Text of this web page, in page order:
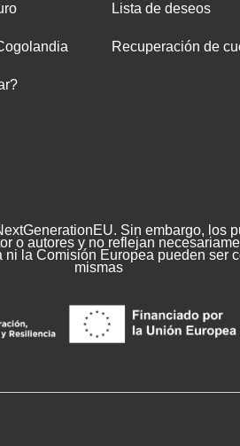
Lista de deseos
Recuperación de
Sin embargo, los
o autores y no reflejan
la Comisión Europea pueden ser
mismas